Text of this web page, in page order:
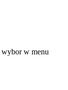
w menu